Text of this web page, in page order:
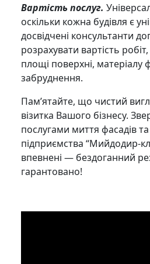
Вартість послуг.
оскільки кожна будівля є
досвідчені консультанти
розрахувати вартість
площі поверхні, матеріалу
забруднення.
Пам’ятайте, що чистий
візитка Вашого бізнесу.
послугами миття фасадів та
підприємства “Мийдодир-
впевнені — бездоганний
гарантовано!